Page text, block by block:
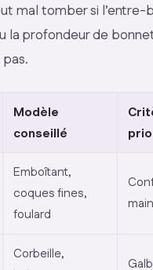
mal tomber si l’entre-
la profondeur de
Modèle
conseillé
Emboîtant,
coques fines,
foulard
Corbeille,